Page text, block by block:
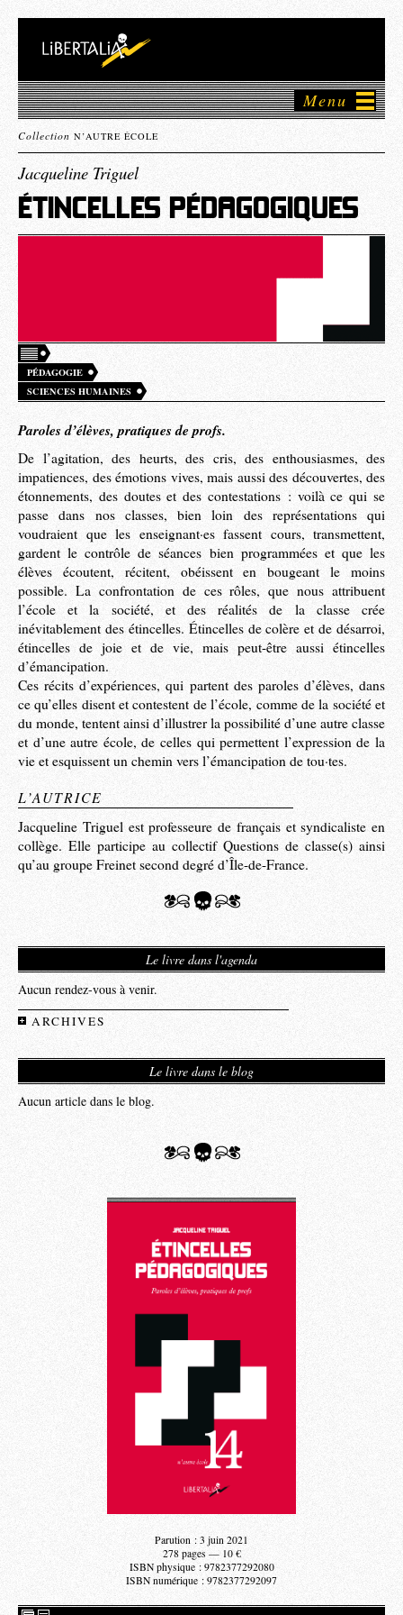
Menu
Collection N’AUTRE ÉCOLE
Jacqueline Triguel
ÉTINCELLES PÉDAGOGIQUES
PÉDAGOGIE
SCIENCES HUMAINES
Paroles d’élèves, pratiques de profs.
De l’agitation, des heurts, des cris, des enthousiasmes, des
impatiences, des émotions vives, mais aussi des découvertes, des
étonnements, des doutes et des contestations : voilà ce qui se
passe dans nos classes, bien loin des représentations qui
voudraient que les enseignant·es fassent cours, transmettent,
gardent le contrôle de séances bien programmées et que les
élèves écoutent, récitent, obéissent en bougeant le moins
possible. La confrontation de ces rôles, que nous attribuent
l’école et la société, et des réalités de la classe crée
inévitablement des étincelles. Étincelles de colère et de désarroi,
étincelles de joie et de vie, mais peut-être aussi étincelles
d’émancipation.
Ces récits d’expériences, qui partent des paroles d’élèves, dans
ce qu’elles disent et contestent de l’école, comme de la société et
du monde, tentent ainsi d’illustrer la possibilité d’une autre classe
et d’une autre école, de celles qui permettent l’expression de la
vie et esquissent un chemin vers l’émancipation de tou·tes.
L’AUTRICE
Jacqueline Triguel est professeure de français et syndicaliste en
collège. Elle participe au collectif Questions de classe(s) ainsi
qu’au groupe Freinet second degré d’Île-de-France.
Le livre dans l'agenda
Aucun rendez-vous à venir.
ARCHIVES
Le livre dans le blog
Aucun article dans le blog.
Parution : 3 juin 2021
278 pages — 10 €
ISBN physique : 9782377292080
ISBN numérique : 9782377292097